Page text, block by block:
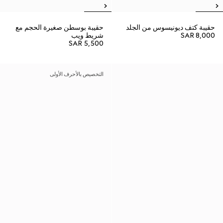
حقيبة كتف ديونيسوس من الجلد
SAR 8,000
حقيبة بوسطن صغيرة الحجم مع
شريط ويب
SAR 5,500
التخصيص بالأحرف الأولى